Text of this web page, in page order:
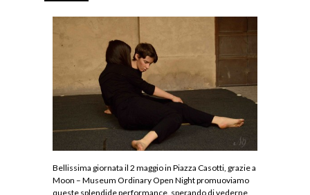
Bellissima giornata il 2 maggio in Piazza Casotti, grazie a
Moon – Museum Ordinary Open Night promuoviamo
queste splendide performance, sperando di vederne